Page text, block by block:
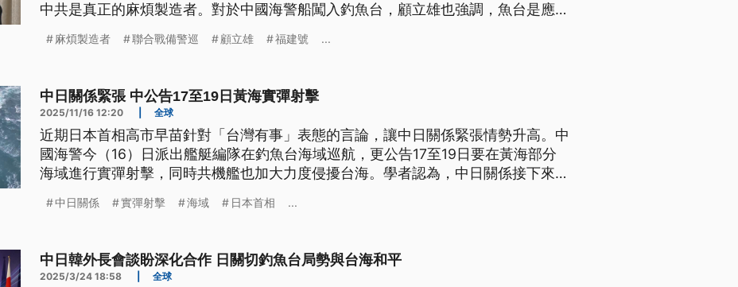
中共是真正的麻煩製造者。對於中國海警船闖入釣魚台，顧立雄也強調，魚台是應變
麻煩製造者 聯合戰備警巡 顧立雄 福建號 ...
中日關係緊張 中公告17至19日黃海實彈射擊
2025/11/16 12:20 全球
近期日本首相高市早苗針對「台灣有事」表態的言論，讓中日關係緊張情勢升高。中
國海警今（16）日派出艦艇編隊在釣魚台海域巡航，更公告17至19日要在黃海部分
海域進行實彈射擊，同時共機艦也加大力度侵擾台海。學者認為，中日關係接下來會
中日關係 實彈射擊 海域 日本首相 ...
中日韓外長會談盼深化合作 日關切釣魚台局勢與台海和平
2025/3/24 18:58 全球